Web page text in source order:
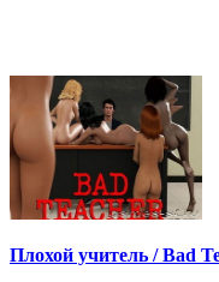
Плохой учитель / Bad